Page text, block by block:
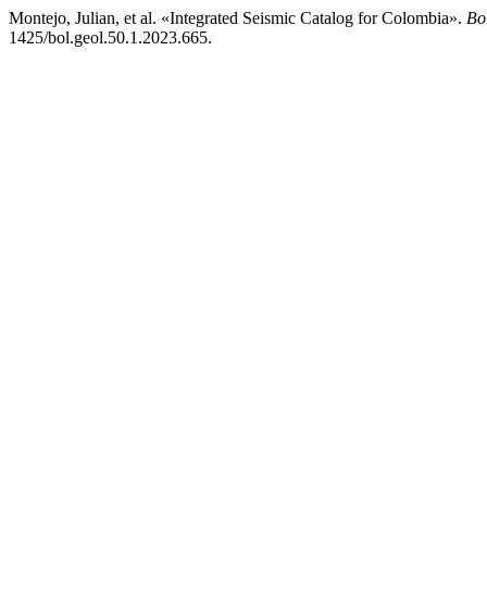
Montejo, Julian, et al. «Integrated Seismic Catalog for Colombia».
1425/bol.geol.50.1.2023.665.